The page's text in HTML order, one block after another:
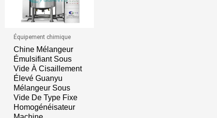
Équipement chimique
Chine Mélangeur
Émulsifiant Sous
Vide À Cisaillement
Élevé Guanyu
Mélangeur Sous
Vide De Type Fixe
Homogénéisateur